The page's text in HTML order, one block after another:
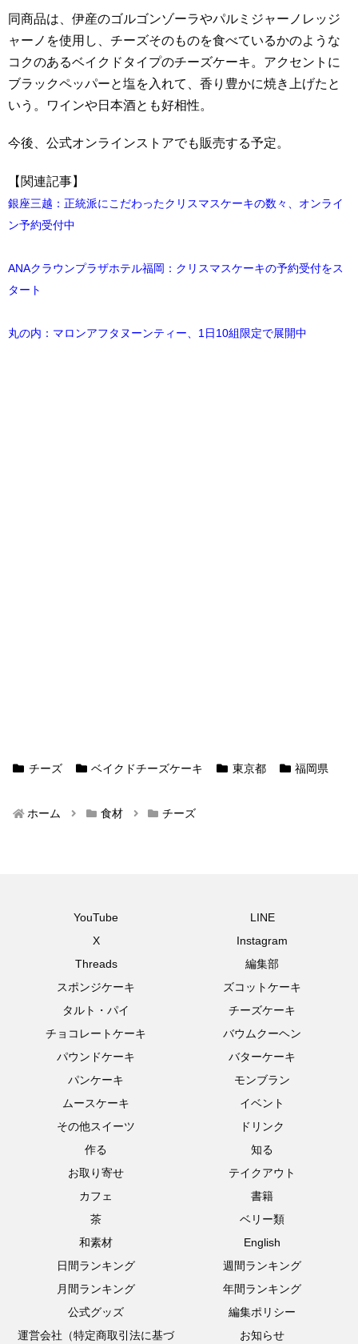
同商品は、伊産のゴルゴンゾーラやパルミジャーノレッジ
ャーノを使用し、チーズそのものを食べているかのような
コクのあるベイクドタイプのチーズケーキ。アクセントに
ブラックペッパーと塩を入れて、香り豊かに焼き上げたと
いう。ワインや日本酒とも好相性。
今後、公式オンラインストアでも販売する予定。
【関連記事】
銀座三越：正統派にこだわったクリスマスケーキの数々、オンライ
ン予約受付中
ANAクラウンプラザホテル福岡：クリスマスケーキの予約受付をス
タート
丸の内：マロンアフタヌーンティー、1日10組限定で展開中
チーズ ベイクドチーズケーキ 東京都 福岡県
ホーム 食材 チーズ
YouTube
LINE
X
Instagram
Threads
編集部
スポンジケーキ
ズコットケーキ
タルト・パイ
チーズケーキ
チョコレートケーキ
バウムクーヘン
パウンドケーキ
バターケーキ
パンケーキ
モンブラン
ムースケーキ
イベント
その他スイーツ
ドリンク
作る
知る
お取り寄せ
テイクアウト
カフェ
書籍
茶
ベリー類
和素材
English
日間ランキング
週間ランキング
月間ランキング
年間ランキング
公式グッズ
編集ポリシー
運営会社（特定商取引法に基づ
お知らせ